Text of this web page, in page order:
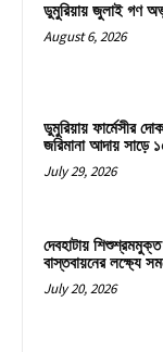
ডুমুরিয়ায় জুলাই গণ
August 6, 2026
ডুমুরিয়ায় ফার্মেসীর
জরিমানা আদায় সাড়ে
July 29, 2026
দেবহাটায়
বাস্তবায়নের লক্ষ্যে
July 20, 2026